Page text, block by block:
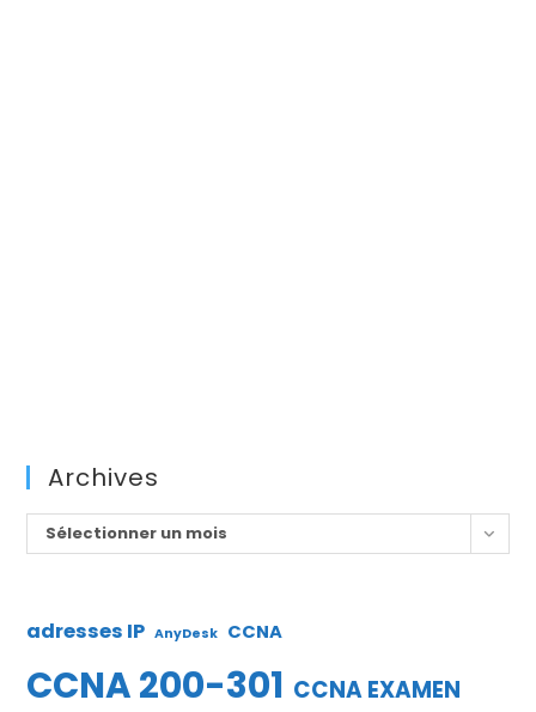
Archives
Archives
Sélectionner un mois
adresses IP AnyDesk CCNA
CCNA 200-301 CCNA EXAMEN